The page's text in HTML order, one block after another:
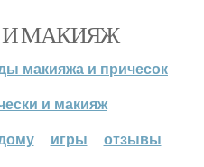
И МАКИЯЖ
макияжа и причесок
и макияж
игры отзывы